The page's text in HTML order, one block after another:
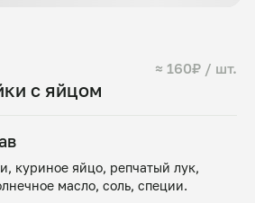
с яйцом
≈ 160₽ / шт.
куриное яйцо, репчатый лук,